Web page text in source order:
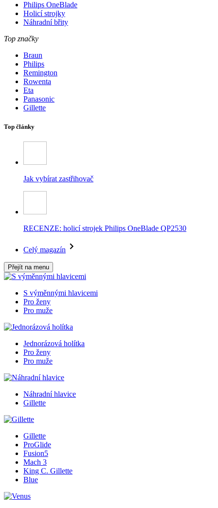
Philips OneBlade
Holicí strojky
Náhradní břity
Top značky
Braun
Philips
Remington
Rowenta
Eta
Panasonic
Gillette
Top články
Jak vybírat zastřihovač
RECENZE: holicí strojek Philips OneBlade QP2530
Celý magazín
Přejít na menu
S výměnnými hlavicemi
Pro ženy
Pro muže
Jednorázová holítka
Pro ženy
Pro muže
Náhradní hlavice
Gillette
Gillette
ProGlide
Fusion5
Mach 3
King C. Gillette
Blue